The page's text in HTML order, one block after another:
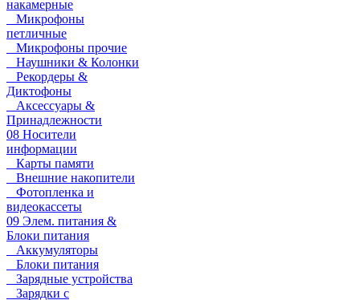
накамерные
Микрофоны
петличные
Микрофоны прочие
Наушники & Колонки
Рекордеры &
Диктофоны
Аксессуары &
Принадлежности
08 Носители
информации
Карты памяти
Внешние накопители
Фотопленка и
видеокассеты
09 Элем. питания &
Блоки питания
Аккумуляторы
Блоки питания
Зарядные устройства
Зарядки с